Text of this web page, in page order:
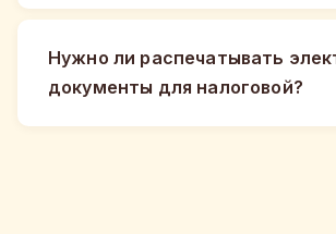
Нужно ли распечатывать
документы для налоговой?